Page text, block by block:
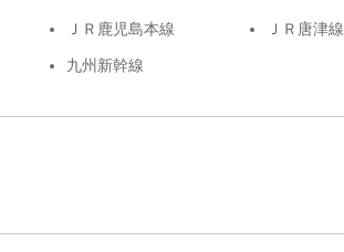
ＪＲ鹿児島本線 ＪＲ唐津線
九州新幹線